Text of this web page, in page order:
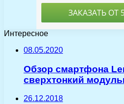
Интересное
08.05.2020
Обзор смартфона
сверхтонкий
26.12.2018